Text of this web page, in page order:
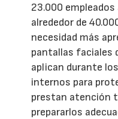
23.000
alrededor de
necesidad más
pantallas faciales
aplican durante
internos para
prestan atención
prepararlos